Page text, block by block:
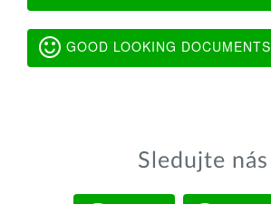
GOOD LOOKING DOCUMENTS
Sledujte nás